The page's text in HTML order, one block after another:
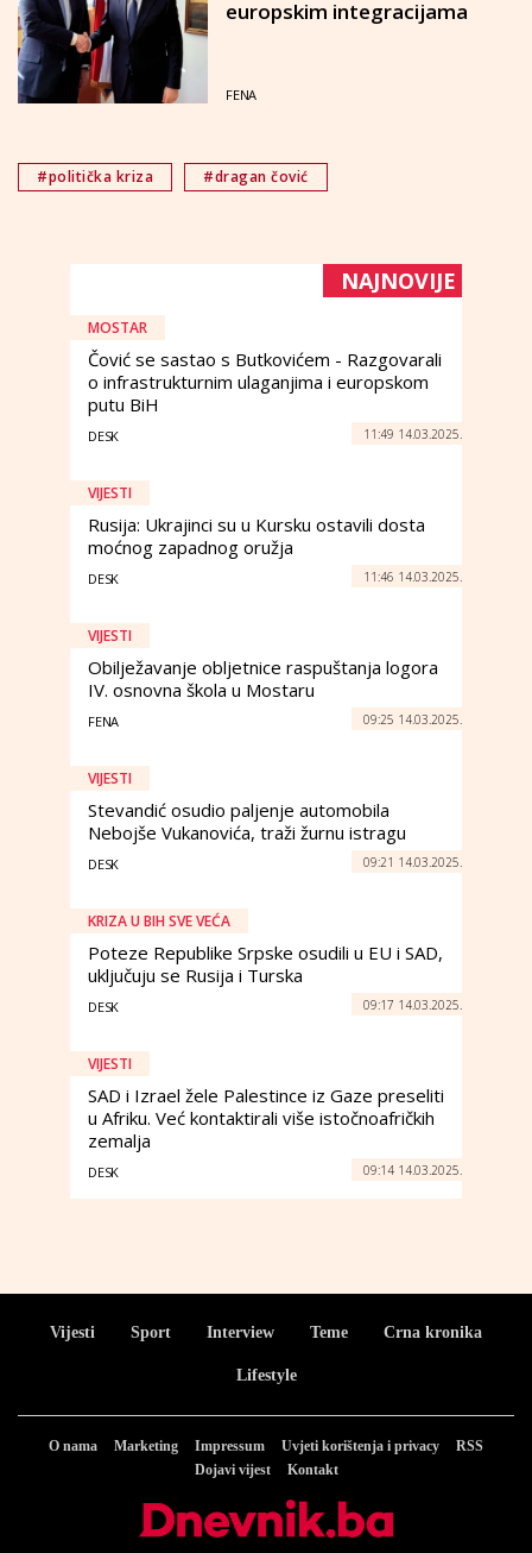
europskim integracijama
FENA
#politička kriza #dragan čović
NAJNOVIJE
MOSTAR
Čović se sastao s Butkovićem - Razgovarali
o infrastrukturnim ulaganjima i europskom
putu BiH
DESK 11:49 14.03.2025.
VIJESTI
Rusija: Ukrajinci su u Kursku ostavili dosta
moćnog zapadnog oružja
DESK 11:46 14.03.2025.
VIJESTI
Obilježavanje obljetnice raspuštanja logora
IV. osnovna škola u Mostaru
FENA 09:25 14.03.2025.
VIJESTI
Stevandić osudio paljenje automobila
Nebojše Vukanovića, traži žurnu istragu
DESK 09:21 14.03.2025.
KRIZA U BIH SVE VEĆA
Poteze Republike Srpske osudili u EU i SAD,
uključuju se Rusija i Turska
DESK 09:17 14.03.2025.
VIJESTI
SAD i Izrael žele Palestince iz Gaze preseliti
u Afriku. Već kontaktirali više istočnoafričkih
zemalja
DESK 09:14 14.03.2025.
Vijesti Sport Interview Teme Crna kronika
Lifestyle
O nama Marketing Impressum Uvjeti korištenja i privacy
RSS
Dojavi vijest
Kontakt